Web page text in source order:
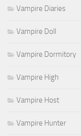
Vampire Diaries
Vampire Doll
Vampire Dormitory
Vampire High
Vampire Host
Vampire Hunter